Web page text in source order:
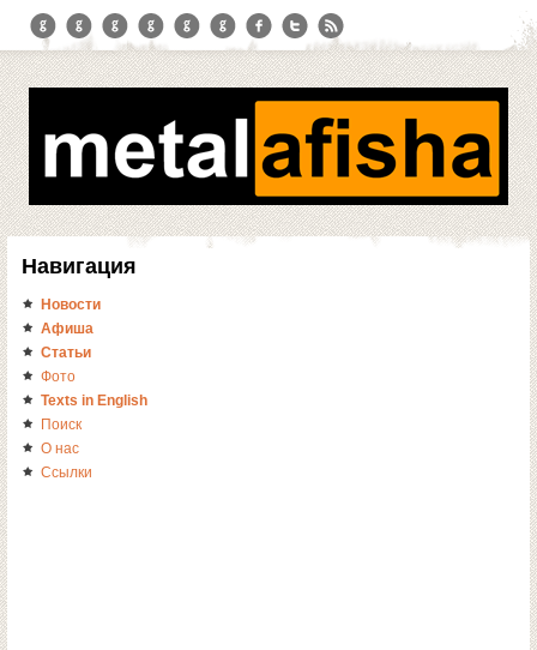
Навигация
Новости
Афиша
Статьи
Фото
Texts in English
Поиск
О нас
Ссылки